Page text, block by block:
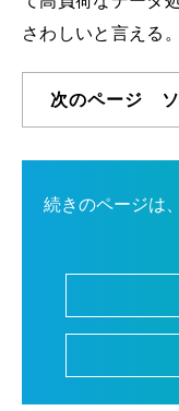
さわしいと言える。
次のページ ソ
続きのページは